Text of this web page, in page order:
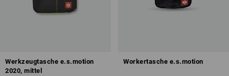
Werkzeugtasche e.s.motion
2020, mittel
Workertasche e.s.motion